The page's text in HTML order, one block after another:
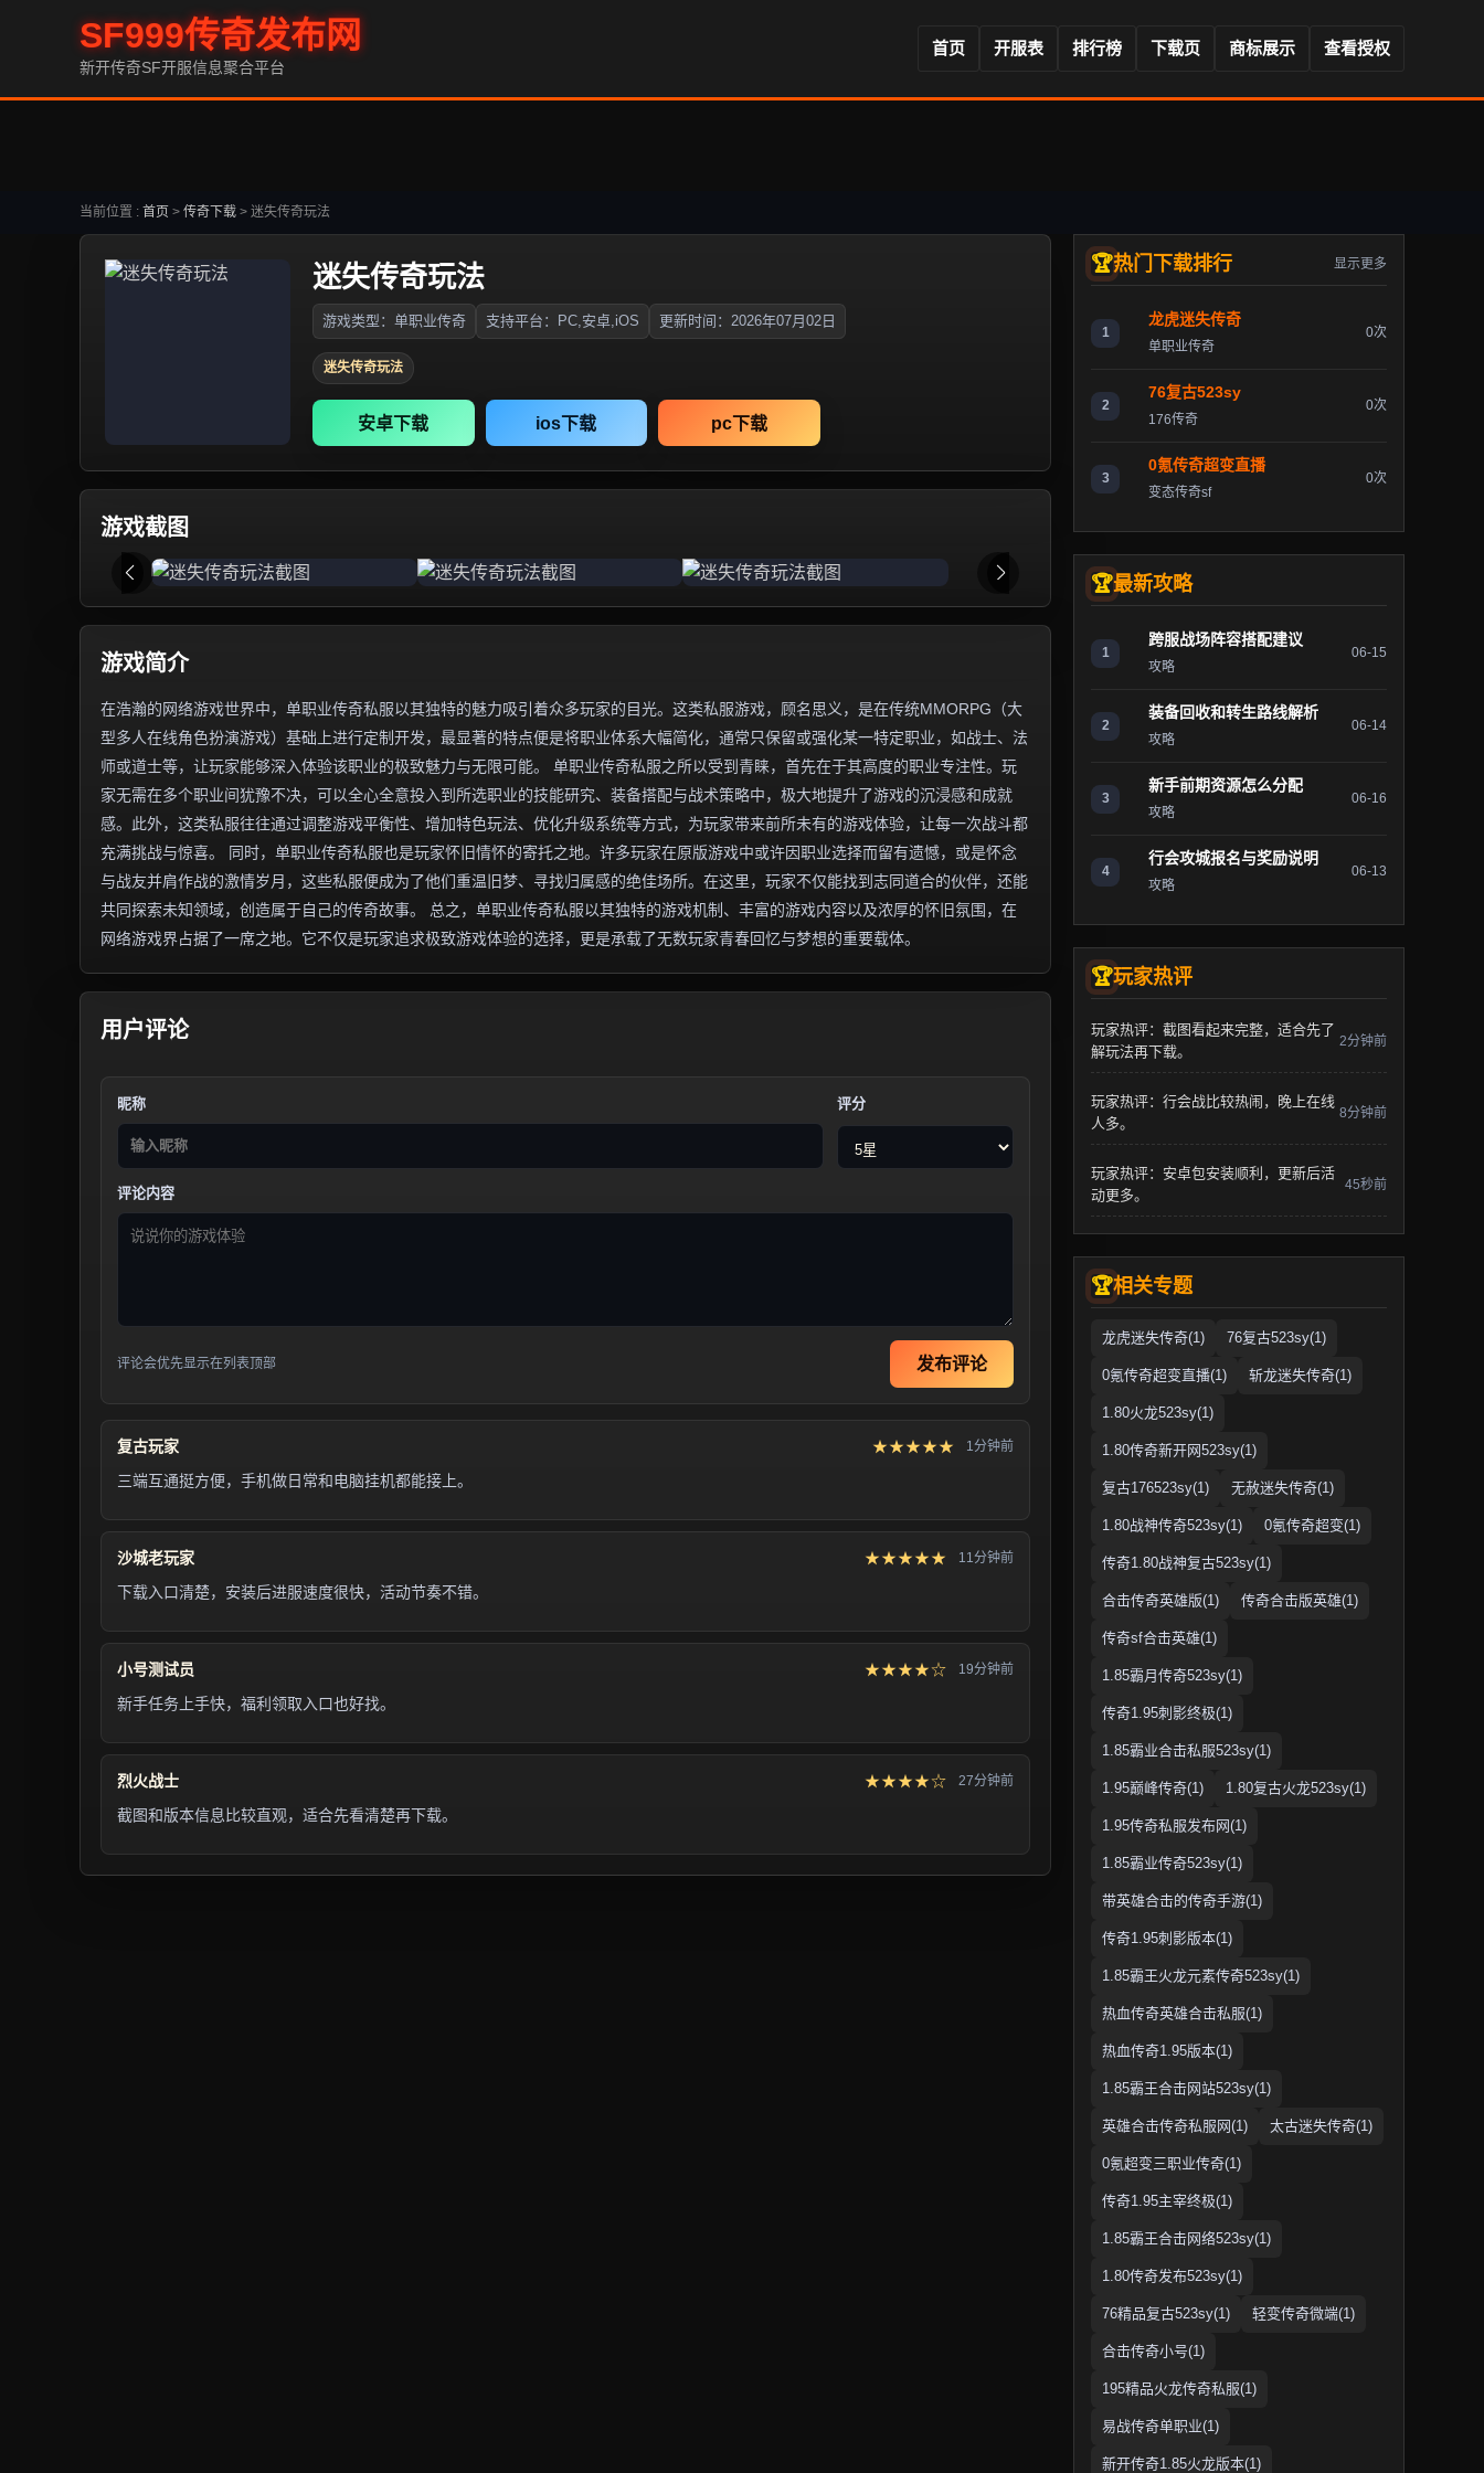
SF999传奇发布网
新开传奇SF开服信息聚合平台
首页 开服表 排行榜 下载页 商标展示 查看授权
当前位置 : 首页 > 传奇下载 > 迷失传奇玩法
迷失传奇玩法
游戏类型：单职业传奇 支持平台：PC,安卓,iOS 更新时间：2026年07月02日
迷失传奇玩法
安卓下载 ios下载 pc下载
游戏截图
游戏简介
在浩瀚的网络游戏世界中，单职业传奇私服以其独特的魅力吸引着众多玩家的目光。这类私服游戏，顾名思义，是在传统MMORPG（大
型多人在线角色扮演游戏）基础上进行定制开发，最显著的特点便是将职业体系大幅简化，通常只保留或强化某一特定职业，如战士、法
师或道士等，让玩家能够深入体验该职业的极致魅力与无限可能。 单职业传奇私服之所以受到青睐，首先在于其高度的职业专注性。玩
家无需在多个职业间犹豫不决，可以全心全意投入到所选职业的技能研究、装备搭配与战术策略中，极大地提升了游戏的沉浸感和成就
感。此外，这类私服往往通过调整游戏平衡性、增加特色玩法、优化升级系统等方式，为玩家带来前所未有的游戏体验，让每一次战斗都
充满挑战与惊喜。 同时，单职业传奇私服也是玩家怀旧情怀的寄托之地。许多玩家在原版游戏中或许因职业选择而留有遗憾，或是怀念
与战友并肩作战的激情岁月，这些私服便成为了他们重温旧梦、寻找归属感的绝佳场所。在这里，玩家不仅能找到志同道合的伙伴，还能
共同探索未知领域，创造属于自己的传奇故事。 总之，单职业传奇私服以其独特的游戏机制、丰富的游戏内容以及浓厚的怀旧氛围，在
网络游戏界占据了一席之地。它不仅是玩家追求极致游戏体验的选择，更是承载了无数玩家青春回忆与梦想的重要载体。
用户评论
昵称 评分
评论内容
评论会优先显示在列表顶部 发布评论
复古玩家 ★★★★★ 1分钟前
三端互通挺方便，手机做日常和电脑挂机都能接上。
沙城老玩家 ★★★★★ 11分钟前
下载入口清楚，安装后进服速度很快，活动节奏不错。
小号测试员 ★★★★☆ 19分钟前
新手任务上手快，福利领取入口也好找。
烈火战士 ★★★★☆ 27分钟前
截图和版本信息比较直观，适合先看清楚再下载。
热门下载排行 显示更多
1
龙虎迷失传奇
单职业传奇
0次
2
76复古523sy
176传奇
0次
3
0氪传奇超变直播
变态传奇sf
0次
最新攻略
1
跨服战场阵容搭配建议
攻略
06-15
2
装备回收和转生路线解析
攻略
06-14
3
新手前期资源怎么分配
攻略
06-16
4
行会攻城报名与奖励说明
攻略
06-13
玩家热评
玩家热评：截图看起来完整，适合先了
解玩法再下载。
2分钟前
玩家热评：行会战比较热闹，晚上在线
人多。
8分钟前
玩家热评：安卓包安装顺利，更新后活
动更多。
45秒前
相关专题
龙虎迷失传奇(1) 76复古523sy(1)
0氪传奇超变直播(1) 斩龙迷失传奇(1)
1.80火龙523sy(1)
1.80传奇新开网523sy(1)
复古176523sy(1) 无赦迷失传奇(1)
1.80战神传奇523sy(1) 0氪传奇超变(1)
传奇1.80战神复古523sy(1)
合击传奇英雄版(1) 传奇合击版英雄(1)
传奇sf合击英雄(1)
1.85霸月传奇523sy(1)
传奇1.95刺影终极(1)
1.85霸业合击私服523sy(1)
1.95巅峰传奇(1) 1.80复古火龙523sy(1)
1.95传奇私服发布网(1)
1.85霸业传奇523sy(1)
带英雄合击的传奇手游(1)
传奇1.95刺影版本(1)
1.85霸王火龙元素传奇523sy(1)
热血传奇英雄合击私服(1)
热血传奇1.95版本(1)
1.85霸王合击网站523sy(1)
英雄合击传奇私服网(1) 太古迷失传奇(1)
0氪超变三职业传奇(1)
传奇1.95主宰终极(1)
1.85霸王合击网络523sy(1)
1.80传奇发布523sy(1)
76精品复古523sy(1) 轻变传奇微端(1)
合击传奇小号(1)
195精品火龙传奇私服(1)
易战传奇单职业(1)
新开传奇1.85火龙版本(1)